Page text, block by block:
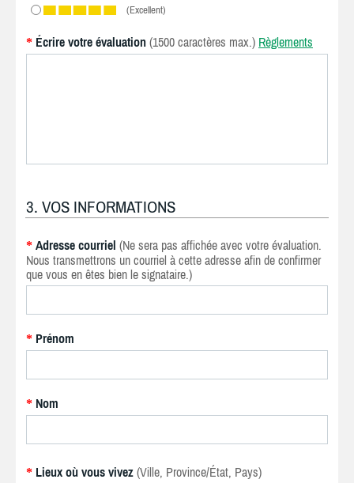
(Excellent)
* Écrire votre évaluation (1500 caractères max.) Règlements
3. VOS INFORMATIONS
* Adresse courriel (Ne sera pas affichée avec votre évaluation.
Nous transmettrons un courriel à cette adresse afin de confirmer
que vous en êtes bien le signataire.)
* Prénom
* Nom
* Lieux où vous vivez (Ville, Province/État, Pays)